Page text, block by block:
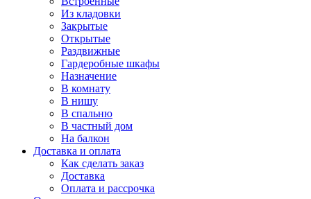
Из кладовки
Закрытые
Открытые
Раздвижные
Гардеробные шкафы
Назначение
В комнату
В нишу
В спальню
В частный дом
На балкон
Доставка и оплата
Как сделать заказ
Доставка
Оплата и рассрочка